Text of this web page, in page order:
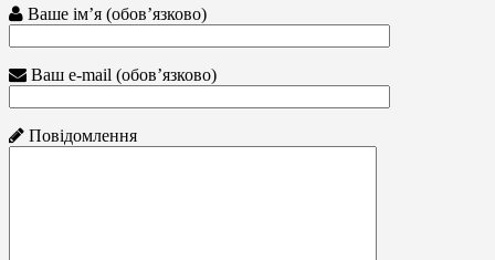
Ваше ім’я (обов’язково)
Ваш e-mail (обов’язково)
Повідомлення